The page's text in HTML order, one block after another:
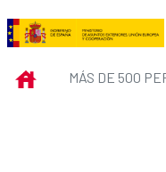
Skip to Main Content
Más de 500
INICIO